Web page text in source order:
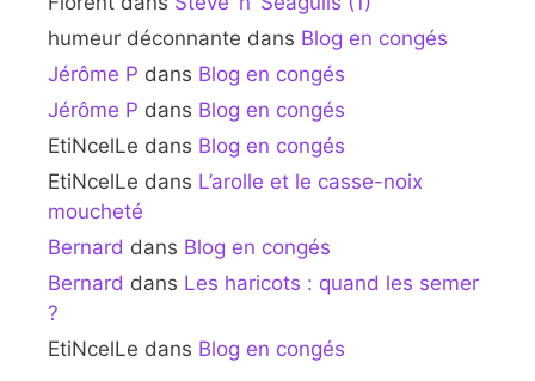
humeur déconnante dans Blog en congés
Jérôme P dans Blog en congés
Jérôme P dans Blog en congés
EtiNcelLe dans Blog en congés
EtiNcelLe dans L’arolle et le casse-noix
moucheté
Bernard dans Blog en congés
Bernard dans Les haricots : quand les semer
?
EtiNcelLe dans Blog en congés